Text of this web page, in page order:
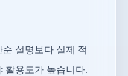
설명보다 실제 적
활용도가 높습니다.